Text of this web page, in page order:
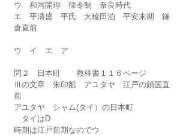
ウ　和同開珎　律令制　奈良時代
エ　平清盛　平氏　大輪田泊　平安末期　鎌
倉直前
ウ　イ　エ　ア
問２　日本町　　教科書１１６ページ
Ⅲの文章　朱印船　アユタヤ　江戸の鎖国直
前
アユタヤ　シャム(タイ）の日本町
タイはD
時期は江戸前期なのでウ